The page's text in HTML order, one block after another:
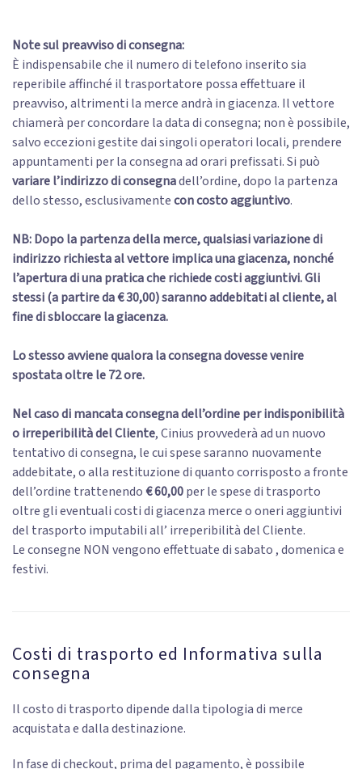
Note sul preavviso di consegna:
È indispensabile che il numero di telefono inserito sia
reperibile affinché il trasportatore possa effettuare il
preavviso, altrimenti la merce andrà in giacenza. Il vettore
chiamerà per concordare la data di consegna; non è possibile,
salvo eccezioni gestite dai singoli operatori locali, prendere
appuntamenti per la consegna ad orari prefissati. Si può
variare l’indirizzo di consegnadell’ordine, dopo la partenza
dello stesso, esclusivamentecon costo aggiuntivo.
NB: Dopo la partenza della merce, qualsiasi variazione di
indirizzo richiesta al vettore implica una giacenza, nonché
l’apertura di una pratica che richiede costi aggiuntivi. Gli
stessi (a partire da € 30,00) saranno addebitati al cliente, al
fine di sbloccare la giacenza.
Lo stesso avviene qualora la consegna dovesse venire
spostata oltre le 72 ore.
Nel caso di mancata consegna dell’ordine per indisponibilità
o irreperibilità del Cliente, Cinius provvederà ad un nuovo
tentativo di consegna, le cui spese saranno nuovamente
addebitate, o alla restituzione di quanto corrisposto a fronte
dell’ordine trattenendo€ 60,00per le spese di trasporto
oltre gli eventuali costi di giacenza merce o oneri aggiuntivi
del trasporto imputabili all’ irreperibilità del Cliente.
Le consegne NON vengono effettuate di sabato , domenica e
festivi.
Costi di trasporto ed Informativa sulla
consegna
Il costo di trasporto dipende dalla tipologia di merce
acquistata e dalla destinazione.
In fase di checkout, prima del pagamento, è possibile